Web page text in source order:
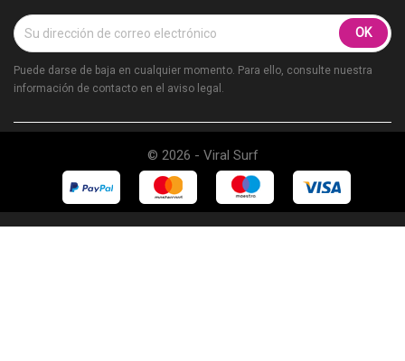
Puede darse de baja en cualquier momento. Para ello, consulte nuestra
información de contacto en el aviso legal.
© 2026 - Viral Surf